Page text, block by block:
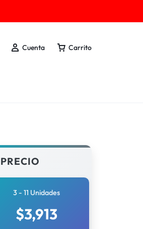
Cuenta Carrito
3 - 11 Unidades
$3,913